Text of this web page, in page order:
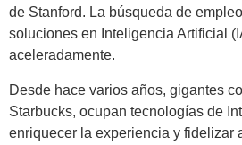
de Stanford. La búsqueda de
soluciones en Inteligencia Artificial
aceleradamente.
Desde hace varios años, gigantes
Starbucks, ocupan tecnologías de
enriquecer la experiencia y fidelizar